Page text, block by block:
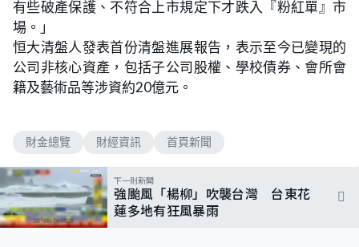
有些破產保護、不符合上市規定下才跌入『粉紅單』市
場。」
恒大清盤人發表首份清盤進展報告，表示至今已變現的
公司非核心資產，包括子公司股權、學校債券、會所會
籍及藝術品等涉資約20億元。
財金總覽 財經資訊 首頁新聞
下一則新聞
強颱風「楊柳」吹襲台灣 台東花
蓮多地有狂風暴雨